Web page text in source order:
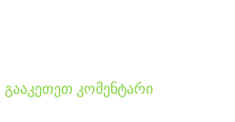
გააკეთეთ კომენტარი